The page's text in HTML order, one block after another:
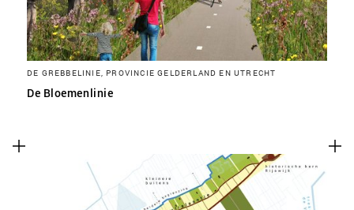
DE GREBBELINIE, PROVINCIE GELDERLAND EN UTRECHT
De Bloemenlinie